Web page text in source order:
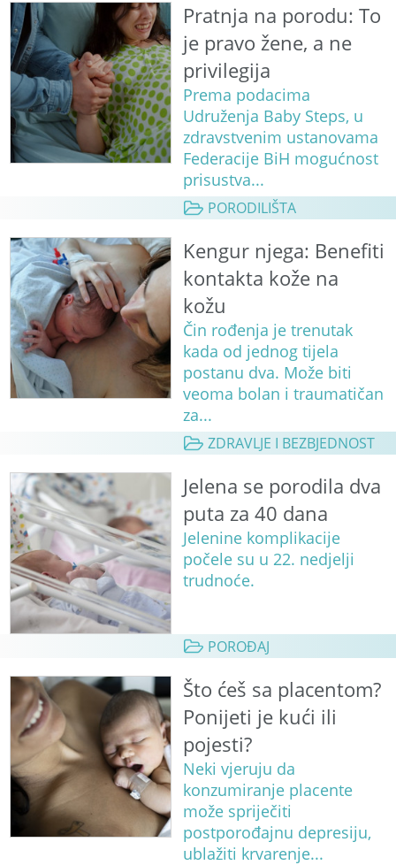
Pratnja na porodu: To
je pravo žene, a ne
privilegija
Prema podacima
Udruženja Baby Steps, u
zdravstvenim ustanovama
Federacije BiH mogućnost
prisustva...
PORODILIŠTA
Kengur njega: Benefiti
kontakta kože na
kožu
Čin rođenja je trenutak
kada od jednog tijela
postanu dva. Može biti
veoma bolan i traumatičan
za...
ZDRAVLJE I BEZBJEDNOST
Jelena se porodila dva
puta za 40 dana
Jelenine komplikacije
počele su u 22. nedjelji
trudnoće.
POROĐAJ
Što ćeš sa placentom?
Ponijeti je kući ili
pojesti?
Neki vjeruju da
konzumiranje placente
može spriječiti
postporođajnu depresiju,
ublažiti krvarenje...